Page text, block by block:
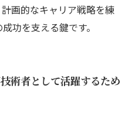
画的なキャリア戦略を練
功を支える鍵です。
術者として活躍するため